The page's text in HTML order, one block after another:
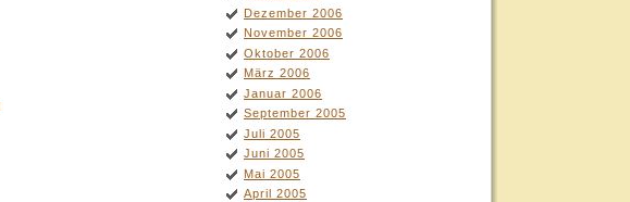
Dezember 2006
November 2006
Oktober 2006
März 2006
Januar 2006
September 2005
Juli 2005
Juni 2005
Mai 2005
April 2005